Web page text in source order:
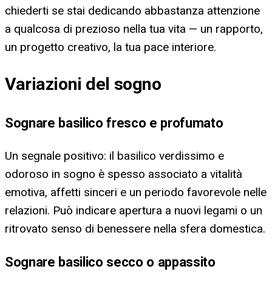
chiederti se stai dedicando abbastanza attenzione
a qualcosa di prezioso nella tua vita — un rapporto,
un progetto creativo, la tua pace interiore.
Variazioni del sogno
Sognare basilico fresco e profumato
Un segnale positivo: il basilico verdissimo e
odoroso in sogno è spesso associato a vitalità
emotiva, affetti sinceri e un periodo favorevole nelle
relazioni. Può indicare apertura a nuovi legami o un
ritrovato senso di benessere nella sfera domestica.
Sognare basilico secco o appassito